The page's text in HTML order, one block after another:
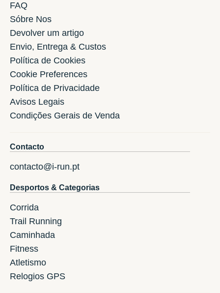
FAQ
Sóbre Nos
Devolver um artigo
Envio, Entrega & Custos
Política de Cookies
Cookie Preferences
Política de Privacidade
Avisos Legais
Condições Gerais de Venda
Contacto
contacto@i-run.pt
Desportos & Categorias
Corrida
Trail Running
Caminhada
Fitness
Atletismo
Relogios GPS